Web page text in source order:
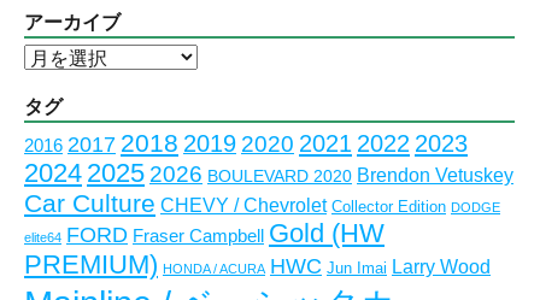
アーカイブ
ア
カ
ブ
タグ
2016 2017 2018 2019 2020 2021 2022 2023
2024 2025 2026 BOULEVARD 2020 Brendon Vetuskey
Car Culture CHEVY / Chevrolet Collector Edition DODGE
elite64 FORD Fraser Campbell
Gold (HW
PREMIUM) HONDA / ACURA HWC Jun Imai Larry Wood